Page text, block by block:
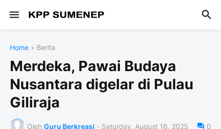
Home Berita
Merdeka, Pawai Budaya
Nusantara digelar di Pulau
Giliraja
Oleh Guru Berkreasi - Saturday, August 16, 2025 0